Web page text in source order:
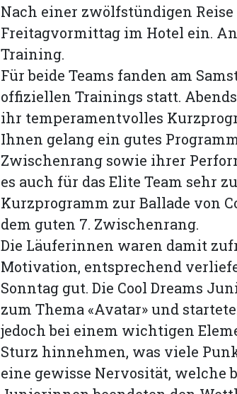
Nach einer zwölfstündigen
Freitagvormittag im Hotel ein.
Training.
Für beide Teams fanden am
offiziellen Trainings statt.
ihr temperamentvolles
Ihnen gelang ein gutes
Zwischenrang sowie ihrer
es auch für das Elite Team sehr
Kurzprogramm zur Ballade von
dem guten 7. Zwischenrang.
Die Läuferinnen waren damit
Motivation, entsprechend
Sonntag gut. Die Cool Dreams
zum Thema «Avatar» und
jedoch bei einem wichtigen
Sturz hinnehmen, was viele
eine gewisse Nervosität, welche